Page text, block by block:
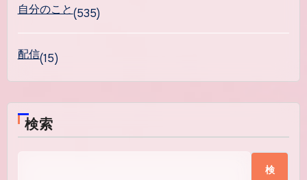
自分のこと(535)
配信(15)
検索
検